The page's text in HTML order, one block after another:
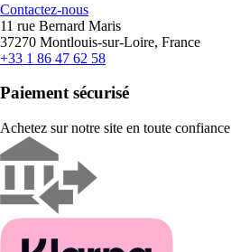
Contactez-nous
11 rue Bernard Maris
37270 Montlouis-sur-Loire, France
+33 1 86 47 62 58
Paiement sécurisé
Achetez sur notre site en toute confiance